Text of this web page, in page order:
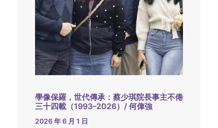
學像保羅，世代傳承：蔡少琪院長事主不倦
三十四載（1993–2026）/ 何偉強
2026 年 6 月 1 日